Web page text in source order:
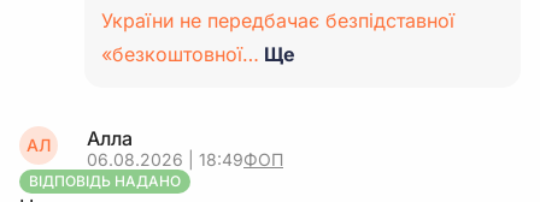
України не передбачає безпідставної
«безкоштовної… Ще
АЛ Алла
06.08.2026 | 18:49ФОП
ВІДПОВІДЬ НАДАНО